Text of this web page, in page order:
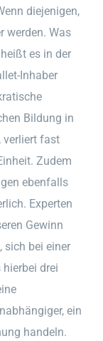
diejenigen,
werden. Was
es in der
Inhaber
Bildung in
verliert fast
Zudem
ebenfalls
Experten
Gewinn
sich bei einer
drei
ein
handeln.